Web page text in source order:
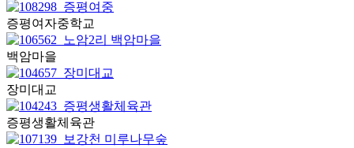
증평여자중학교
백암마을
장미대교
증평생활체육관